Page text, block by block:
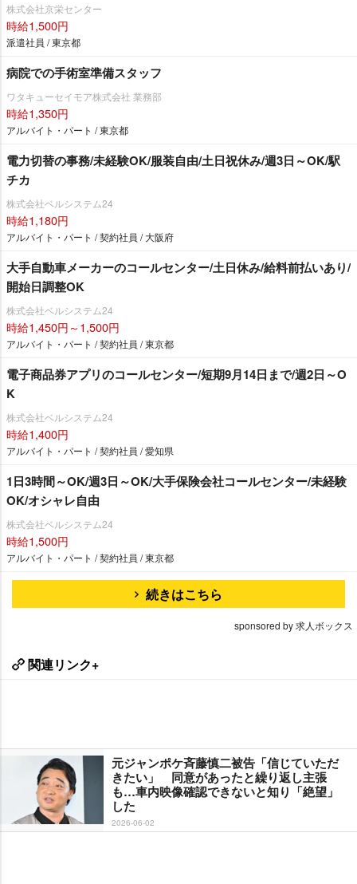
株式会社京栄センター
時給1,500円
派遣社員 / 東京都
病院での手術室準備スタッフ
ワタキューセイモア株式会社 業務部
時給1,350円
アルバイト・パート / 東京都
電力切替の事務/未経験OK/服装自由/土日祝休み/週3日～OK/駅
チカ
株式会社ベルシステム24
時給1,180円
アルバイト・パート / 契約社員 / 大阪府
大手自動車メーカーのコールセンター/土日休み/給料前払いあり/
開始日調整OK
株式会社ベルシステム24
時給1,450円～1,500円
アルバイト・パート / 契約社員 / 東京都
電子商品券アプリのコールセンター/短期9月14日まで/週2日～O
K
株式会社ベルシステム24
時給1,400円
アルバイト・パート / 契約社員 / 愛知県
1日3時間～OK/週3日～OK/大手保険会社コールセンター/未経験
OK/オシャレ自由
株式会社ベルシステム24
時給1,500円
アルバイト・パート / 契約社員 / 東京都
続きはこちら
sponsored by 求人ボックス
関連リンク+
元ジャンポケ斉藤慎二被告「信じていただ
きたい」 同意があったと繰り返し主張
も…車内映像確認できないと知り「絶望」
した
2026-06-02